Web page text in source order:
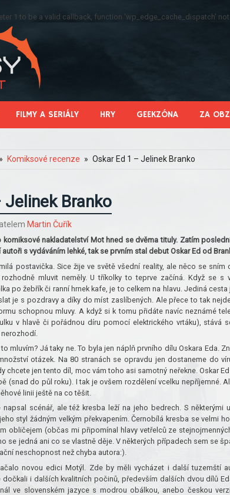
1 to be a valid callback, function 'wp_edge_cache_dispatch'
FILMY A SERIÁLY HRY GEEKZÓNA ZA
Komiksové recenze Oskar Ed 1 – Jelinek Branko
Jelinek Branko
Martin Čuřík
nakladatelství Mot hned se dvěma tituly. Zatím
s vydáváním lehké, tak se prvním stal debut Oskar Ed od
postavička. Sice žije ve světě všední reality, ale něco se sním
mluvit neměly. U tříkolky to teprve začíná. Když se s
po žebřík či ranní hrnek kafe, je to celkem na hlavu. Jediná
je s pozdravy a díky do míst zaslíbených. Ale přece to tak
schopnou mluvy. A když si k tomu přidáte navíc neznámé
v hlavě či pořádnou díru pomocí elektrického vrtáku), stává
mluvím? Já taky ne. To byla jen náplň prvního dílu Oskara Eda.
otázek. Na 80 stranách se opravdu jen dostaneme do
chcete jen tento díl, moc vám toho asi samotný neřekne. Oskar
(snad do půl roku). I tak je ovšem rozdělení vcelku nepříjemné.
linii ještě na co těšit.
napsal scénář, ale též kresba leží na jeho bedrech. S některými
styl žádným velkým překvapením. Černobílá kresba se velmi
obličejem (občas mi připomínal hlavy vetřelců ze
se jedná ani co se vlastně děje. V některých případech sem se
neschopnost než chyba autora:).
novou edici Motýl. Zde by měli vycházet i další tuzemští
i dalších kvalitních počinů, především dalších dvou dílů
ve slovenském jazyce s modrou obálkou, anebo českou